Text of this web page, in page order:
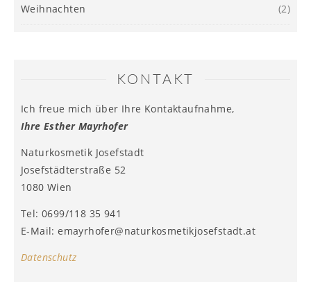
Weihnachten (2)
KONTAKT
Ich freue mich über Ihre Kontaktaufnahme,
Ihre Esther Mayrhofer
Naturkosmetik Josefstadt
Josefstädterstraße 52
1080 Wien
Tel: 0699/118 35 941
E-Mail: emayrhofer@naturkosmetikjosefstadt.at
Datenschutz